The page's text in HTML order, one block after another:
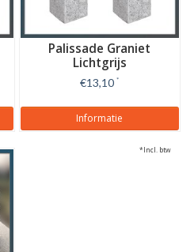
Palissade Graniet
Lichtgrijs
Gebouchardeerd/gevlamd
€13,10 *
Informatie
*Incl. btw